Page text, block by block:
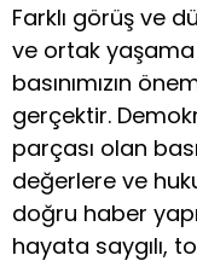
Farklı görüş ve
ve ortak
basınımızın
gerçektir.
parçası olan
değerlere ve
doğru haber
hayata saygılı,